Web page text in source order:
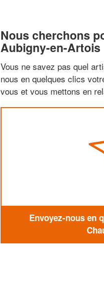
Nous cherchons
Aubigny-en-Artois
Vous ne savez pas quel
nous en quelques clics
vous et vous mettons en
Envoyez-nous en